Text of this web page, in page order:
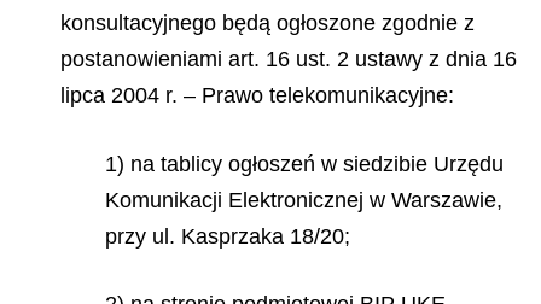
konsultacyjnego będą ogłoszone zgodnie z
postanowieniami art. 16 ust. 2 ustawy z dnia 16
lipca 2004 r. – Prawo telekomunikacyjne:
1) na tablicy ogłoszeń w siedzibie Urzędu
Komunikacji Elektronicznej w Warszawie,
przy ul. Kasprzaka 18/20;